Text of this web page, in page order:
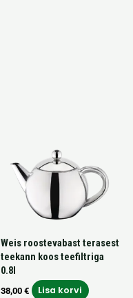
Weis roostevabast terasest
teekann koos teefiltriga
0.8l
38,00 € Lisa korvi